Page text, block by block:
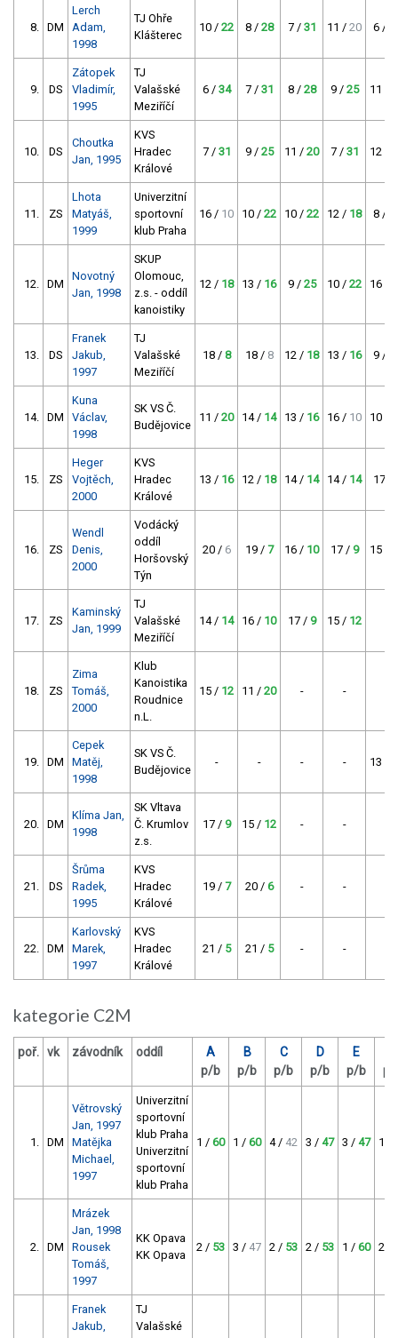
8. DM
Lerch
Adam,
1998
TJ Ohře
Klášterec
10 / 22 8 / 28 7 / 31 11 / 20 6 /
9. DS
Zátopek
Vladimír,
1995
TJ
Valašské
Meziříčí
6 / 34 7 / 31 8 / 28 9 / 25 11 /
10. DS
Choutka
Jan, 1995
KVS
Hradec
Králové
7 / 31 9 / 25 11 / 20 7 / 31 12 /
11. ZS
Lhota
Matyáš,
1999
Univerzitní
sportovní
klub Praha
16 / 10 10 / 22 10 / 22 12 / 18 8 /
12. DM
Novotný
Jan, 1998
SKUP
Olomouc,
z.s. - oddíl
kanoistiky
12 / 18 13 / 16 9 / 25 10 / 22 16 /
13. DS
Franek
Jakub,
1997
TJ
Valašské
Meziříčí
18 / 8 18 / 8 12 / 18 13 / 16 9 /
14. DM
Kuna
Václav,
1998
SK VS Č.
Budějovice
11 / 20 14 / 14 13 / 16 16 / 10 10 /
15. ZS
Heger
Vojtěch,
2000
KVS
Hradec
Králové
13 / 16 12 / 18 14 / 14 14 / 14 17 /
16. ZS
Wendl
Denis,
2000
Vodácký
oddíl
Horšovský
Týn
20 / 6 19 / 7 16 / 10 17 / 9 15 /
17. ZS
Kaminský
Jan, 1999
TJ
Valašské
Meziříčí
14 / 14 16 / 10 17 / 9 15 / 12
18. ZS
Zima
Tomáš,
2000
Klub
Kanoistika
Roudnice
n.L.
15 / 12 11 / 20 - -
19. DM
Cepek
Matěj,
1998
SK VS Č.
Budějovice
- - - - 13 /
20. DM
Klíma Jan,
1998
SK Vltava
Č. Krumlov
z.s.
17 / 9 15 / 12 - -
21. DS
Šrůma
Radek,
1995
KVS
Hradec
Králové
19 / 7 20 / 6 - -
22. DM
Karlovský
Marek,
1997
KVS
Hradec
Králové
21 / 5 21 / 5 - -
kategorie C2M
poř. vk závodník oddíl
A
p/b
B
p/b
C
p/b
D
p/b
E
p/b
p/
1. DM
Větrovský
Jan, 1997
Matějka
Michael,
1997
Univerzitní
sportovní
klub Praha
Univerzitní
sportovní
klub Praha
1 / 60 1 / 60 4 / 42 3 / 47 3 / 47 1 /
2. DM
Mrázek
Jan, 1998
Rousek
Tomáš,
1997
KK Opava
KK Opava
2 / 53 3 / 47 2 / 53 2 / 53 1 / 60 2 /
Franek
Jakub,
TJ
Valašské